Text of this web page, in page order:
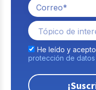
He leído y acepto
protección de datos